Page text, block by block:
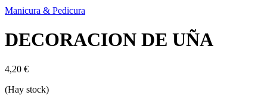
Manicura & Pedicura
DECORACION DE UÑA
4,20 €
(Hay stock)